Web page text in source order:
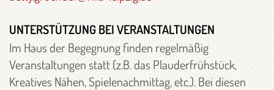
UNTERSTÜTZUNG BEI VERANSTALTUNGEN
Im Haus der Begegnung finden regelmäßig
Veranstaltungen statt (z.B. das Plauderfrühstück,
Kreatives Nähen, Spielenachmittag, etc.). Bei diesen